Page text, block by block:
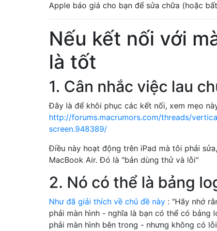
Apple báo giá cho bạn để sửa chữa (hoặc
Nếu kết nối với
là tốt
1. Cân nhắc việc lau
Đây là để khôi phục các kết nối, xem mẹo
http://forums.macrumors.com/threads/
screen.948389/
Điều này hoạt động trên iPad mà tôi phải
MacBook Air. Đó là "bản dùng thử và lỗi"
2. Nó có thể là bảng
Như đã giải thích về chủ đề này : "Hãy nhớ
phải màn hình - nghĩa là bạn có thể có
phải màn hình bên trong - nhưng không có